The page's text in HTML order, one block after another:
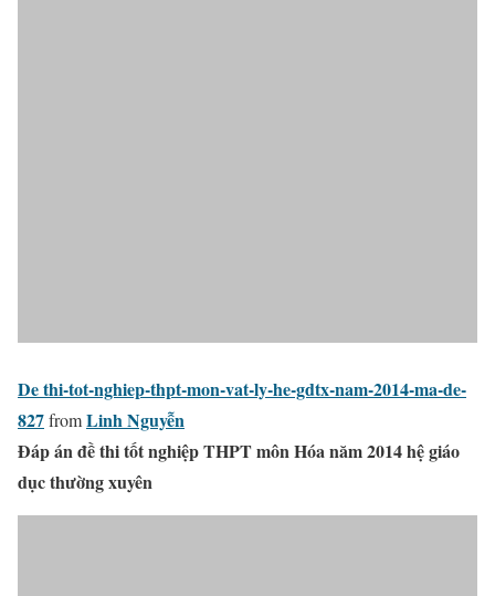
De thi-tot-nghiep-thpt-mon-vat-ly-he-gdtx-nam-2014-ma-de-
827fromLinh Nguyễn
Đáp án đề thi tốt nghiệp THPT môn Hóa năm 2014 hệ giáo
dục thường xuyên